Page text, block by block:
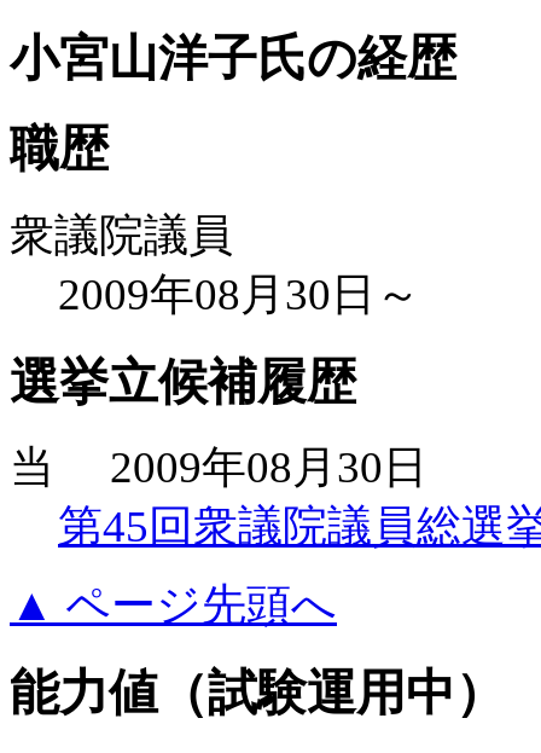
小宮山洋子氏の経歴
職歴
衆議院議員
2009年08月30日～
選挙立候補履歴
当
2009年08月30日
第45回衆議院議員総選
▲ ページ先頭へ
能力値（試験運用中）